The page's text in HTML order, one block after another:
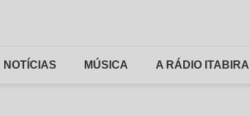
NOTÍCIAS MÚSICA A RÁDIO ITABIRA